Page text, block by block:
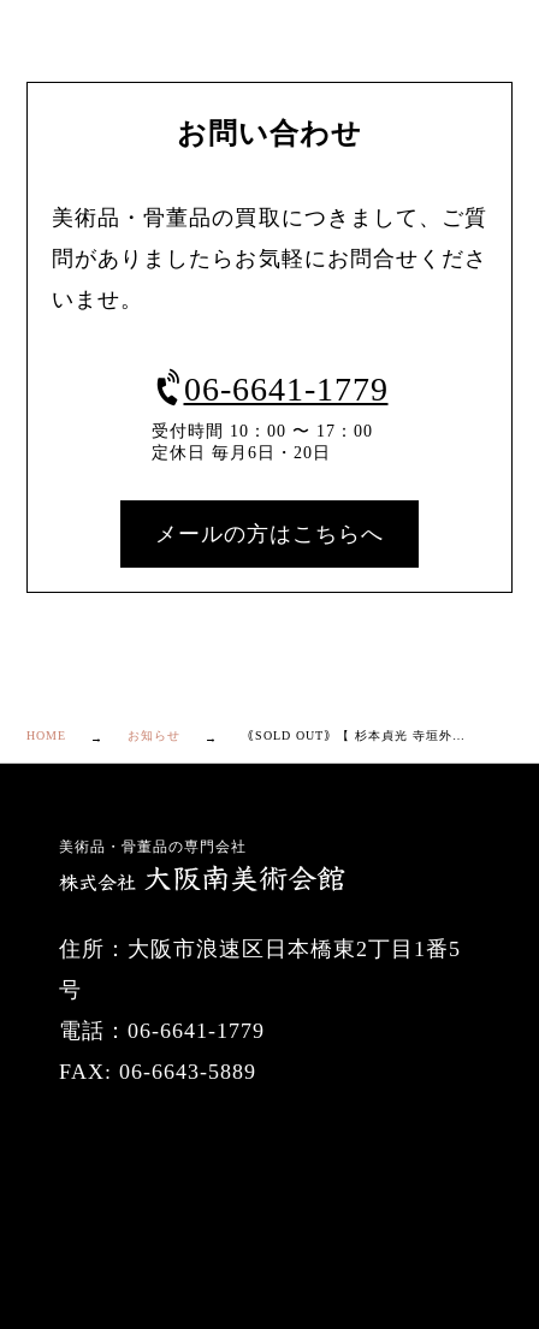
お問い合わせ
美術品・骨董品の買取につきまして、ご質
問がありましたらお気軽にお問合せくださ
いませ。
06-6641-1779
受付時間 10：00 〜 17：00
定休日 毎月6日・20日
メールの方はこちらへ
HOME お知らせ
美術品・骨董品の専門会社
住所：大阪市浪速区日本橋東2丁目1番5
号
電話：06-6641-1779
FAX: 06-6643-5889